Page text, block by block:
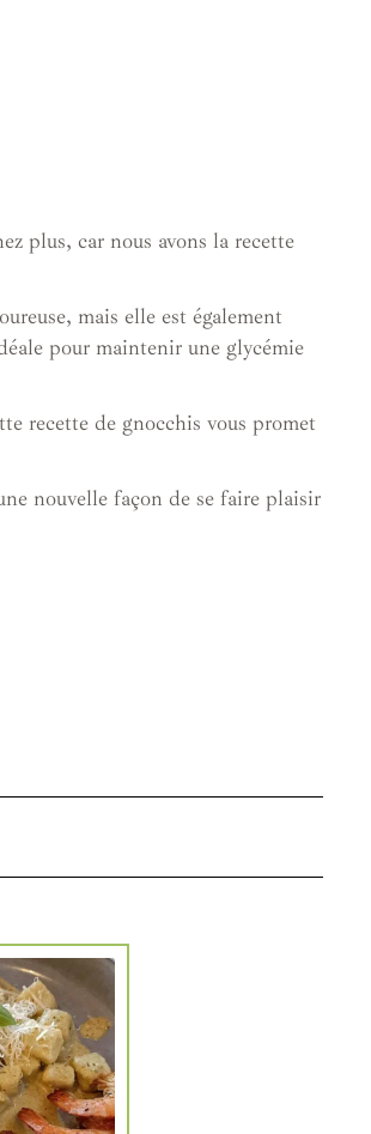
plus, car nous avons la recette
mais elle est également
pour maintenir une glycémie
recette de gnocchis vous promet
nouvelle façon de se faire plaisir